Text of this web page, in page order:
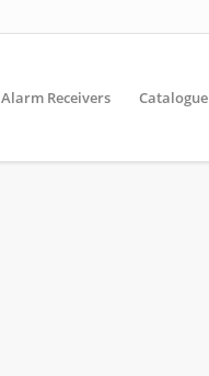
Alarm Receivers Catalogue